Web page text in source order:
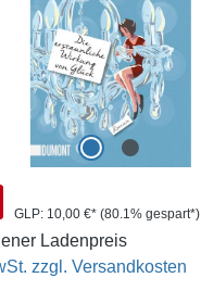
GLP: 10,00 €* (80.1% gespart*)
Ladenpreis
zzgl. Versandkosten